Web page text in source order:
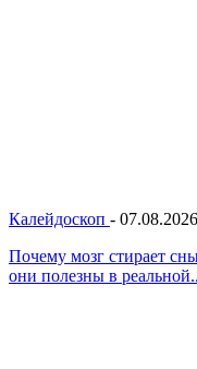
Калейдоскоп - 07.08.2026
Почему мозг стирает
они полезны в